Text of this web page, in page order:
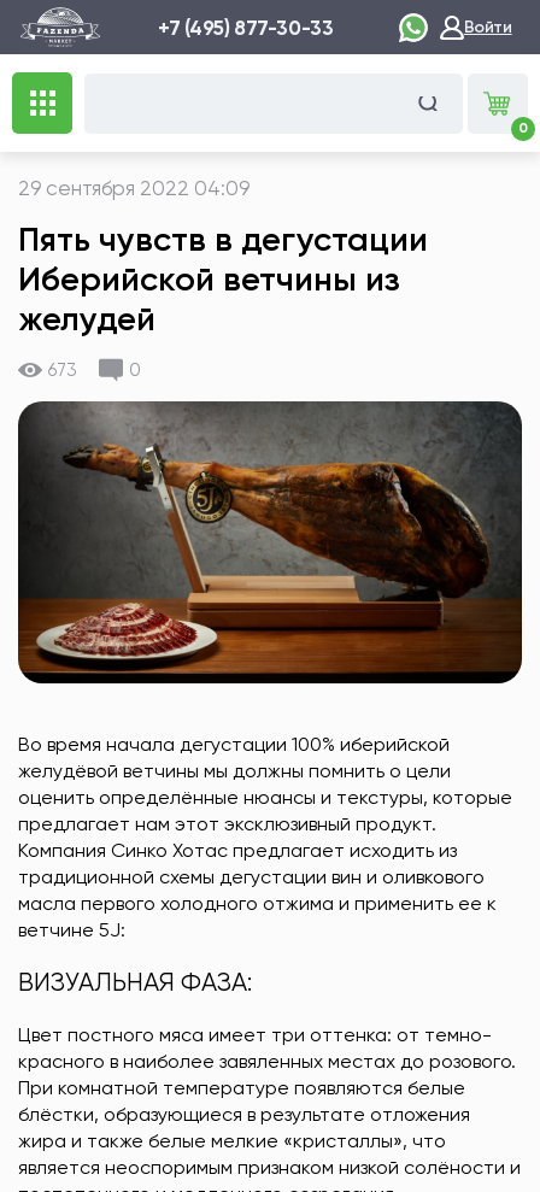
+7 (495) 877-30-33 Войти
0
29 сентября 2022 04:09
Пять чувств в дегустации
Иберийской ветчины из
желудей
673 0
Во время начала дегустации 100% иберийской
желудёвой ветчины мы должны помнить о цели
оценить определённые нюансы и текстуры, которые
предлагает нам этот эксклюзивный продукт.
Компания Синко Хотас предлагает исходить из
традиционной схемы дегустации вин и оливкового
масла первого холодного отжима и применить ее к
ветчине 5J:
ВИЗУАЛЬНАЯ ФАЗА:
Цвет постного мяса имеет три оттенка: от темно-
красного в наиболее завяленных местах до розового.
При комнатной температуре появляются белые
блёстки, образующиеся в результате отложения
жира и также белые мелкие «кристаллы», что
является неоспоримым признаком низкой солёности и